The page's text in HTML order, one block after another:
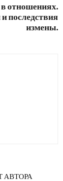
отношениях.
последствия
измены.
АВТОРА